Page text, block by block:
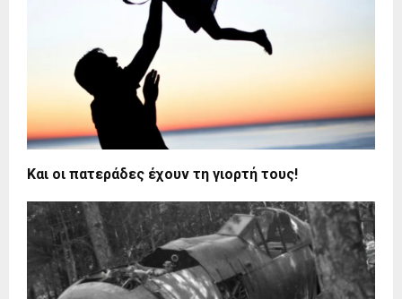
Και οι πατεράδες έχουν τη γιορτή τους!